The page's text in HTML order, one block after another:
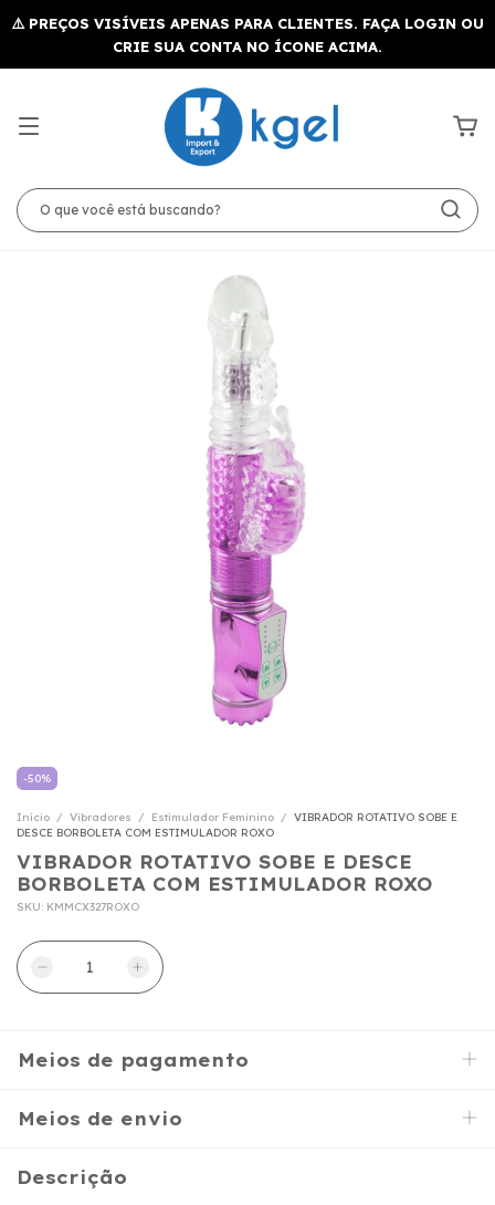
-50%
Início / Vibradores / Estimulador Feminino / VIBRADOR ROTATIVO SOBE E
DESCE BORBOLETA COM ESTIMULADOR ROXO
VIBRADOR ROTATIVO SOBE E DESCE
BORBOLETA COM ESTIMULADOR ROXO
SKU: KMMCX327ROXO
Meios de pagamento
Meios de envio
Descrição